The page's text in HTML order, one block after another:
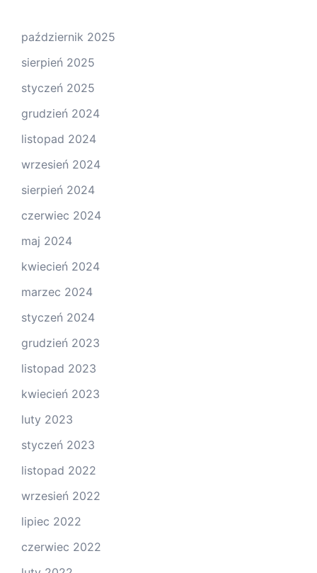
październik 2025
sierpień 2025
styczeń 2025
grudzień 2024
listopad 2024
wrzesień 2024
sierpień 2024
czerwiec 2024
maj 2024
kwiecień 2024
marzec 2024
styczeń 2024
grudzień 2023
listopad 2023
kwiecień 2023
luty 2023
styczeń 2023
listopad 2022
wrzesień 2022
lipiec 2022
czerwiec 2022